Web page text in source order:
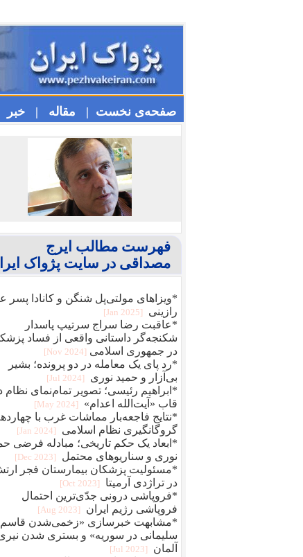
صفحه‌ی نخست | مقاله |
فهرست مطالب ایرج
مصداقی در سایت پژواک
*ویزا‌های مولتی‌پل شنگن و کانادا پسر
رازینی
[2025 Jan]
*عاقبت رضا سراج سرتيپ پاسدار
شکنجه‌گر داستانی واقعی از فساد
در جمهوری اسلامی [2024 Nov]
*رد پای یک معامله در دو پرونده؛ بشیر
بی‌آزار و حمید نوری
[2024 Jul]
*ابراهیم رئیسی؛ تصویر تمام‌نمای نظام
قاب «آیت‌الله اعدام»
[2024 May]
*نتایج فاجعه‌بار مماشات غرب با
گروگانگیری نظام اسلامی
[2024 Jan]
*ابعاد یک حکم تاریخی؛ مبادله فرضی
نوری و سناریوهای محتمل
[2023 Dec]
*مسئولیت پزشکان بیمارستان فجر
در تراژدی آرمیتا
[2023 Oct]
*فروپاشی درونی جدّی‌ترین احتمال
فروپاشی رژیم ایران
[2023 Aug]
*مشابهت خبرسازی «زخمی‌شدن قاسم
سلیمانی در سوریه» و بستری شدن
آلمان
[2023 Jul]